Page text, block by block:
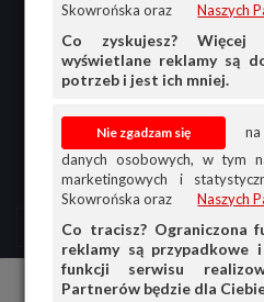
Skowrońska oraz
Naszych
Co zyskujesz?
wyświetlane reklamy są
potrzeb i jest ich mniej.
na
danych osobowych, w tym
marketingowych i
Skowrońska oraz
Naszych
Co tracisz? Ograniczona
reklamy są przypadkowe
funkcji serwisu
Partnerów będzie dla
MENU
Artykuły rolno-spożywcze